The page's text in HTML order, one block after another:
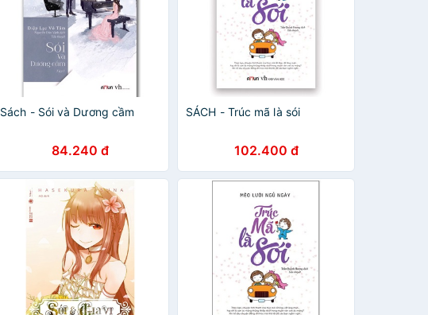
Sách - Sói và Dương cầm
84.240 đ
SÁCH - Trúc mã là sói
102.400 đ